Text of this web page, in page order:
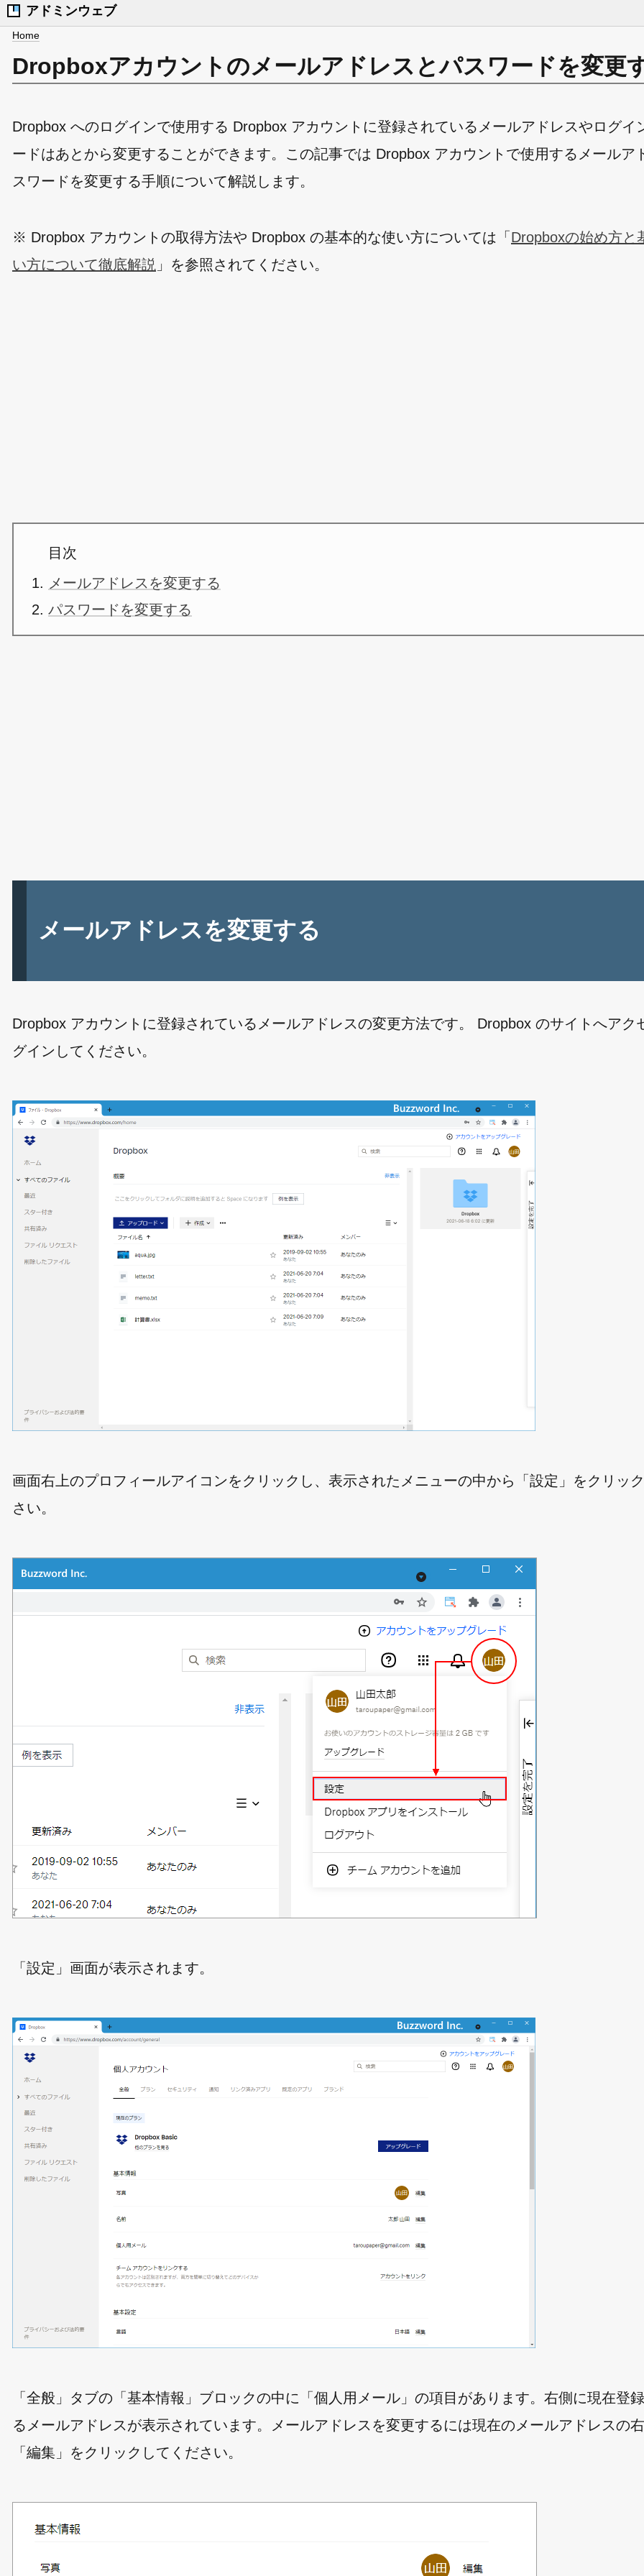
アドミンウェブ
Home
Dropboxアカウントのメールアドレスとパスワードを変更
Dropbox へのログインで使用する Dropbox アカウントに登録されているメールアドレスやログイ
ードはあとから変更することができます。この記事では Dropbox アカウントで使用するメールア
スワードを変更する手順について解説します。
※ Dropbox アカウントの取得方法や Dropbox の基本的な使い方については「 Dropboxの始め方と
い方について徹底解説 」を参照されてください。
目次
メールアドレスを変更する
パスワードを変更する
メールアドレスを変更する
Dropbox アカウントに登録されているメールアドレスの変更方法です。 Dropbox のサイトへアク
グインしてください。
画面右上のプロフィールアイコンをクリックし、表示されたメニューの中から「設定」をクリッ
さい。
「設定」画面が表示されます。
「全般」タブの「基本情報」ブロックの中に「個人用メール」の項目があります。右側に現在登
るメールアドレスが表示されています。メールアドレスを変更するには現在のメールアドレスの
「編集」をクリックしてください。